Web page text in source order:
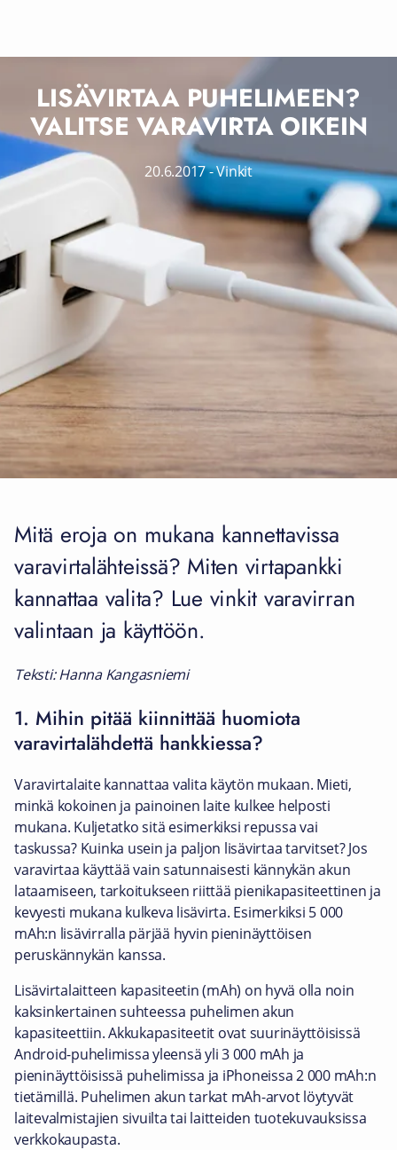
LISÄVIRTAA PUHELIMEEN?
VALITSE VARAVIRTA OIKEIN
20.6.2017-Vinkit
Mitä eroja on mukana kannettavissa
varavirtalähteissä? Miten virtapankki
kannattaa valita? Lue vinkit varavirran
valintaan ja käyttöön.
Teksti: Hanna Kangasniemi
1. Mihin pitää kiinnittää huomiota
varavirtalähdettä hankkiessa?
Varavirtalaite kannattaa valita käytön mukaan. Mieti,
minkä kokoinen ja painoinen laite kulkee helposti
mukana. Kuljetatko sitä esimerkiksi repussa vai
taskussa? Kuinka usein ja paljon lisävirtaa tarvitset? Jos
varavirtaa käyttää vain satunnaisesti kännykän akun
lataamiseen, tarkoitukseen riittää pienikapasiteettinen ja
kevyesti mukana kulkeva lisävirta. Esimerkiksi 5 000
mAh:n lisävirralla pärjää hyvin pieninäyttöisen
peruskännykän kanssa.
Lisävirtalaitteen kapasiteetin (mAh) on hyvä olla noin
kaksinkertainen suhteessa puhelimen akun
kapasiteettiin. Akkukapasiteetit ovat suurinäyttöisissä
Android-puhelimissa yleensä yli 3 000 mAh ja
pieninäyttöisissä puhelimissa ja iPhoneissa 2 000 mAh:n
tietämillä. Puhelimen akun tarkat mAh-arvot löytyvät
laitevalmistajien sivuilta tai laitteiden tuotekuvauksissa
verkkokaupasta.